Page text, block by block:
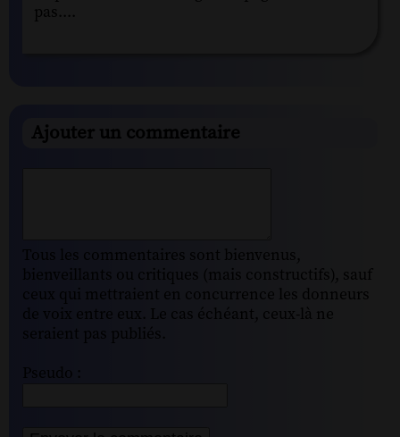
pas....
Ajouter un commentaire
Tous les commentaires sont bienvenus,
bienveillants ou critiques (mais constructifs), sauf
ceux qui mettraient en concurrence les donneurs
de voix entre eux. Le cas échéant, ceux-là ne
seraient pas publiés.
Pseudo :